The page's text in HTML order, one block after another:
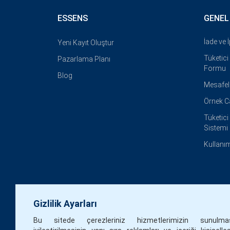
Gizlilik Ayarları
Bu sitede çerezleriniz hizmetlerimizin
ESSENS
Yeni Kayıt Oluştur
Pazarlama Planı
Blog
İade ve
Formu
Örnek
Sistemi